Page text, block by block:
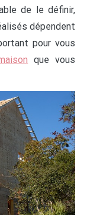
de le définir,
dépendent
pour vous
que vous